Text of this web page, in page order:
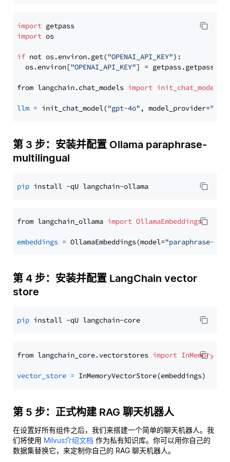
import
import os
if not os.environ.get("OPENAI_API_KEY"):
  os.environ[
"OPENAI_API_KEY"] = getpass.getpass(
from langchain.chat_models import init_chat_model
llm = init_chat_model("gpt-4o" , model_provider=
第 3 步：安装并配置 Ollama paraphrase-
multilingual
pip
from langchain_ollama import OllamaEmbeddings
embeddings = OllamaEmbeddings(model="paraphrase-
第 4 步：安装并配置 LangChain vector
store
pip
from langchain_core.vectorstores import
vector_store =
第 5 步：正式构建 RAG 聊天机器人
在设置好所有组件之后，我们来搭建一个简单的聊天机器人。我
们将使用 Milvus介绍文档 作为私有知识库。你可以用你自己的
数据集替换它，来定制你自己的 RAG 聊天机器人。